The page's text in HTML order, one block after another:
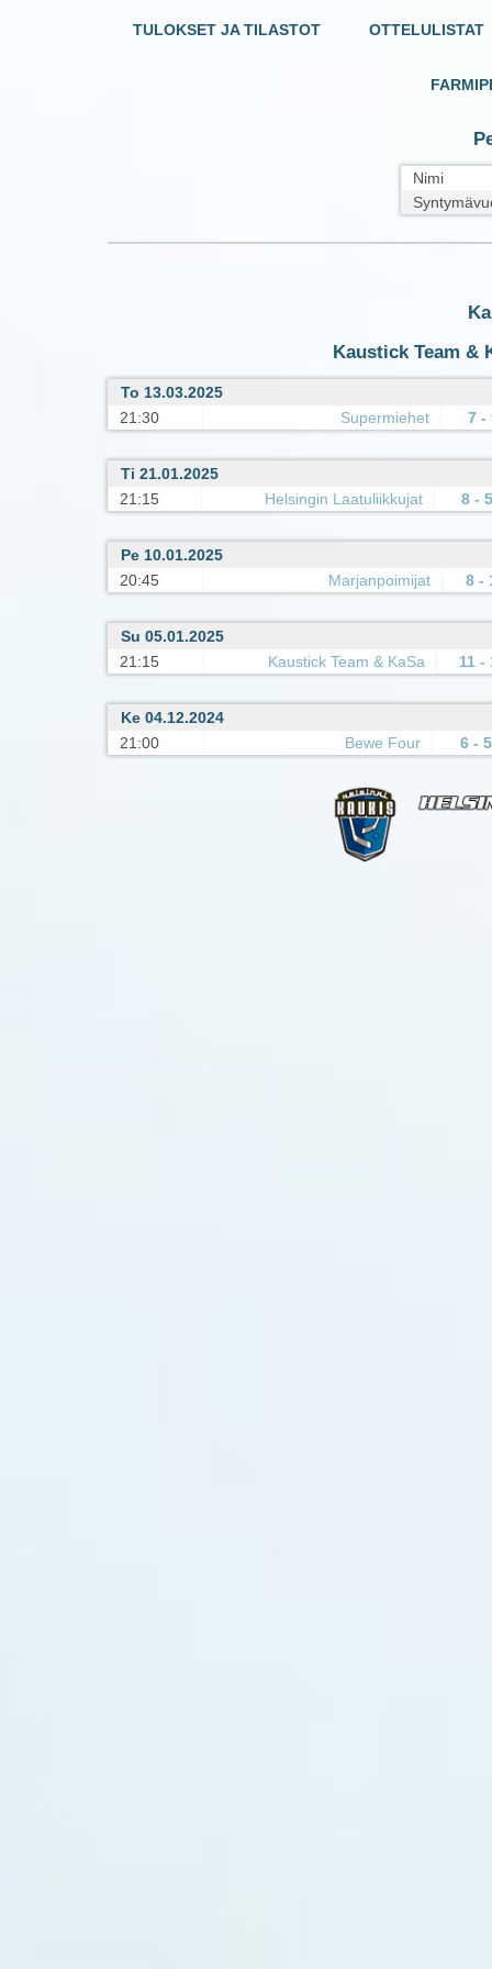
TULOKSET JA TILASTOT OTTELULISTAT
Nimi
Kaustick Team &
To 13.03.2025
21:30
Supermiehet 7 -
Ti 21.01.2025
21:15
Helsingin Laatuliikkujat 8 - 5
Pe 10.01.2025
20:45
Marjanpoimijat 8 -
Su 05.01.2025
21:15
Kaustick Team & KaSa 11 -
Ke 04.12.2024
21:00
Bewe Four 6 - 5